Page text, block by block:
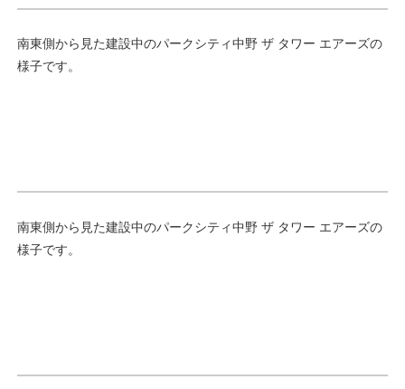
南東側から見た建設中のパークシティ中野 ザ タワー エアーズの
様子です。
南東側から見た建設中のパークシティ中野 ザ タワー エアーズの
様子です。